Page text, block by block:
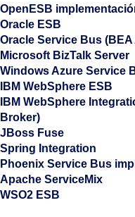
OpenESB
Oracle ESB
Oracle Service Bus
Microsoft BizTalk Server
Windows Azure Service
IBM WebSphere ESB
IBM WebSphere
Broker)
JBoss Fuse
Spring Integration
Phoenix Service Bus
Apache ServiceMix
WSO2 ESB